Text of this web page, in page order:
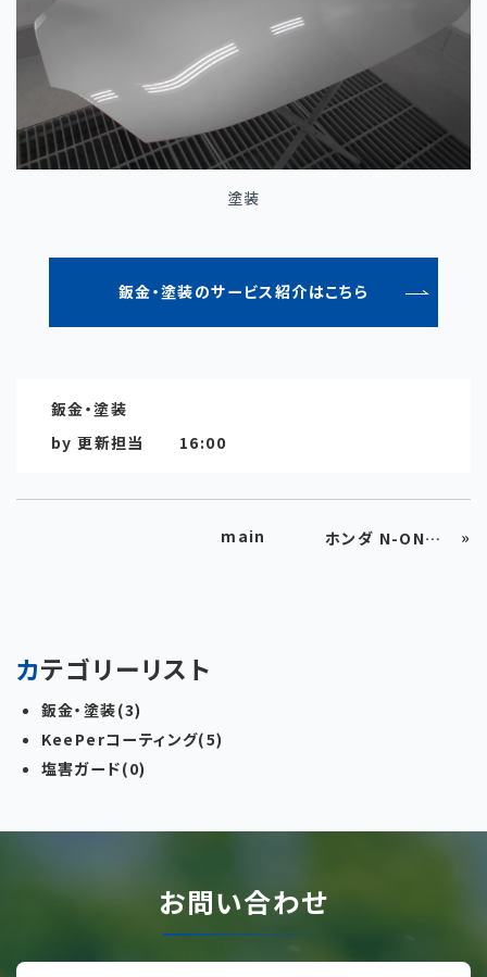
塗装
鈑金・塗装のサービス紹介はこちら
鈑金・塗装
by更新担当 16:00
main ホンダ N-ONE リアドア凹み修理 »
カテゴリーリスト
鈑金・塗装(3)
KeePerコーティング(5)
塩害ガード(0)
お問い合わせ